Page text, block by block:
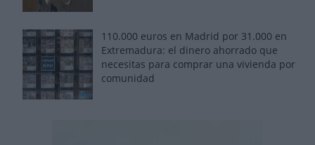
110.000 euros en Madrid por 31.000 en
Extremadura: el dinero ahorrado que
necesitas para comprar una vivienda por
comunidad